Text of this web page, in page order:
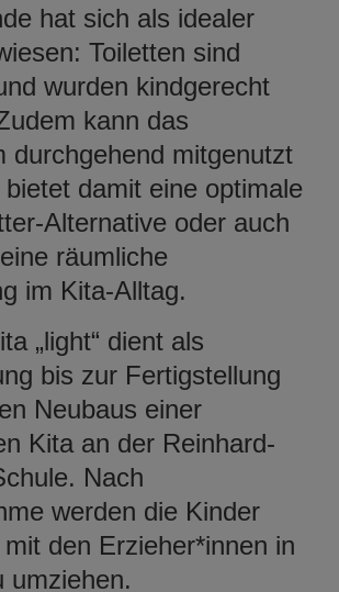
hat sich als idealer
Toiletten sind
wurden kindgerecht
kann das
durchgehend mitgenutzt
damit eine optimale
Alternative oder auch
räumliche
im Kita-Alltag.
„light“ dient als
bis zur Fertigstellung
Neubaus einer
Kita an der Reinhard-
Nach
werden die Kinder
den Erzieher*innen in
umziehen.